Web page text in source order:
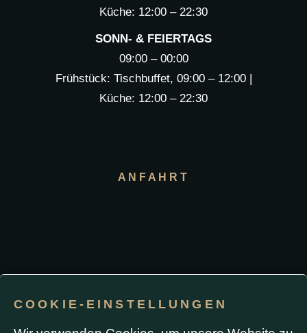
Küche: 12:00 – 22:30
SONN- & FEIERTAGS
09:00 – 00:00
Frühstück: Tischbuffet, 09:00 – 12:00 |
Küche: 12:00 – 22:30
ANFAHRT
Impressum / Datenschutz
COOKIE-EINSTELLUNGEN